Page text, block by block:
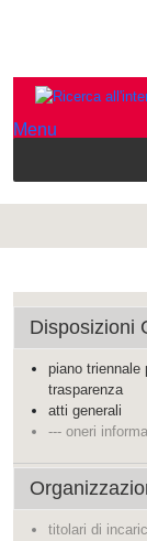
Menu
Disposizioni
piano triennale
trasparenza
atti generali
--- oneri
titolari di